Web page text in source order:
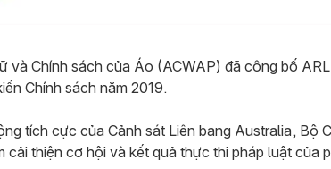
và Chính sách của Áo (ACWAP) đã công bố
​​Chính sách năm 2019.
tích cực của Cảnh sát Liên bang Australia, Bộ
thiện cơ hội và kết quả thực thi pháp luật của